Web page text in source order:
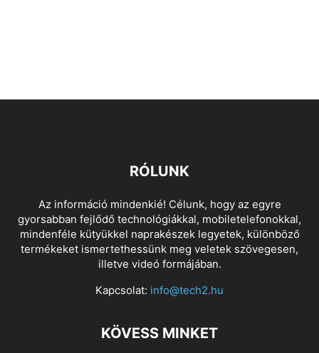
RÓLUNK
Az információ mindenkié! Célunk, hogy az egyre
gyorsabban fejlődő technológiákkal, mobiletelefonokkal,
mindenféle kütyükkel naprakészek legyetek, különböző
termékeket ismertethessünk meg veletek szövegesen,
illetve videó formájában.
Kapcsolat: info@tech2.hu
KÖVESS MINKET